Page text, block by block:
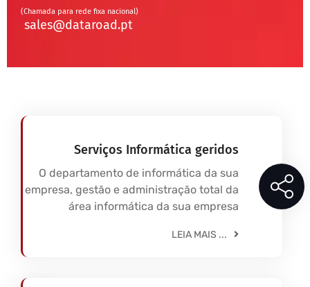
(Chamada para rede fixa nacional)
sales@dataroad.pt
Serviços Informática geridos
O departamento de informática da sua
empresa, gestão e administração total da
área informática da sua empresa
LEIA MAIS ...